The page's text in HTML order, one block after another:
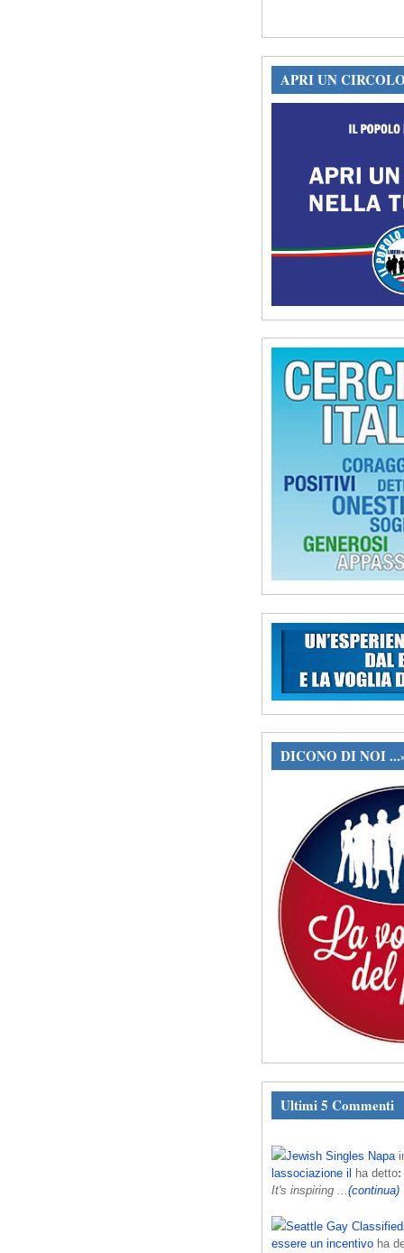
APRI UN
DICONO DI NOI
Ultimi 5 Commenti
Jewish Singles Napa
lassociazione il ha detto:
It's inspiring ... (continua)
Seattle Gay
essere un incentivo ha